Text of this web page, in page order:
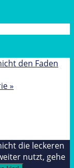
den Faden
»
die leckeren
nutzt, gehe